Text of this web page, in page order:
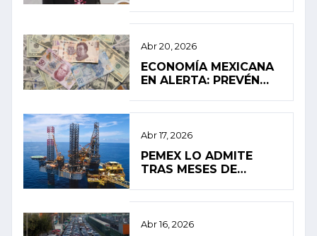
Abr 20, 2026
ECONOMÍA MEXICANA
EN ALERTA: PREVÉN
Abr 17, 2026
PEMEX LO ADMITE
TRAS MESES DE
GOLFO DE MÉXICO
Abr 16, 2026